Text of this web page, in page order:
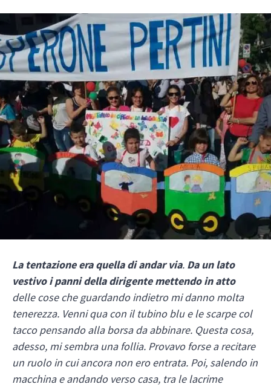
La tentazione era quella di andar via. Da un lato
vestivo i panni della dirigente mettendo in atto
delle cose che guardando indietro mi danno molta
tenerezza. Venni qua con il tubino blu e le scarpe col
tacco pensando alla borsa da abbinare. Questa cosa,
adesso, mi sembra una follia. Provavo forse a recitare
un ruolo in cui ancora non ero entrata. Poi, salendo in
macchina e andando verso casa, tra le lacrime